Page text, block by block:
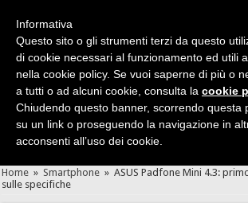
Cerca velocemente news,
Home » Smartphone » ASUS Padfone Mini 4.3:
sulle specifiche
Informativa
Questo sito o gli strumenti terzi da questo
di cookie necessari al funzionamento ed utili
nella cookie policy. Se vuoi saperne di più o
a tutti o ad alcuni cookie, consulta la cookie
Chiudendo questo banner, scorrendo questa
su un link o proseguendo la navigazione in
acconsenti all’uso dei cookie.